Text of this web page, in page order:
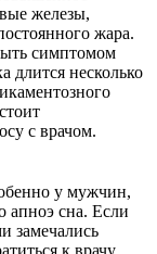
железы,
жара.
симптомом
длится несколько
с врачом.
у мужчин,
апноэ сна. Если
замечались
к врачу,